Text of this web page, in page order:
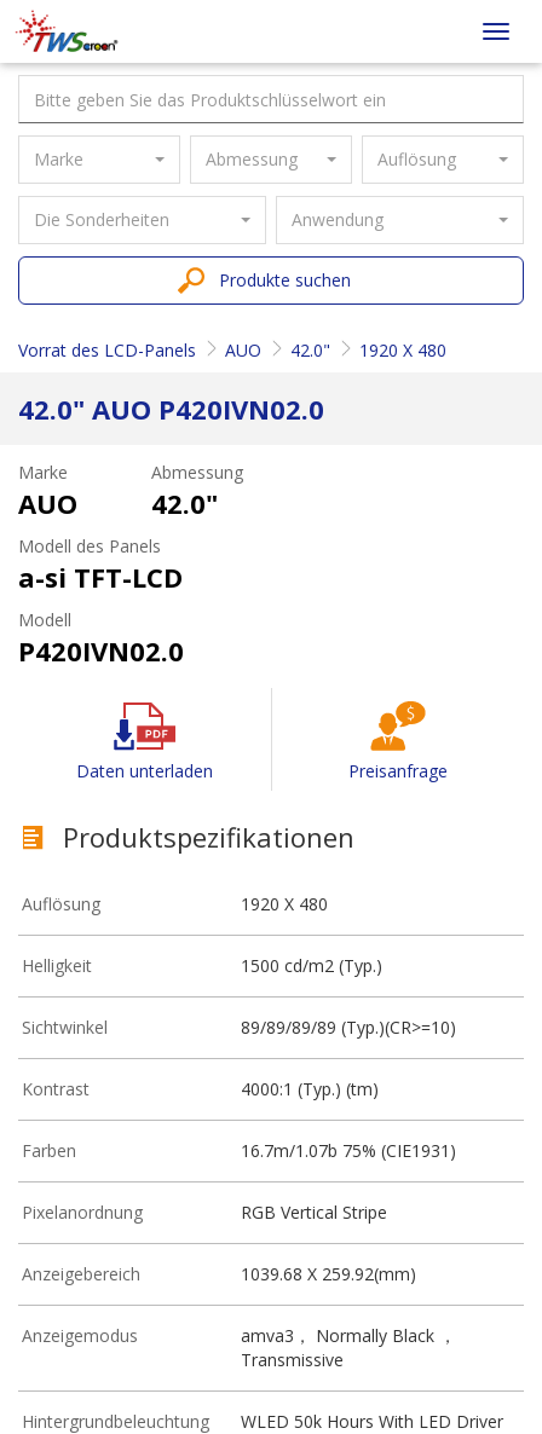
Taiwan
Screen
Marke Abmessung Auflösung
Die Sonderheiten Anwendung
Produkte suchen
Vorrat des LCD-Panels AUO 42.0" 1920 X 480
42.0" AUO P420IVN02.0
Marke
AUO
Abmessung
42.0"
Modell des Panels
a-si TFT-LCD
Modell
P420IVN02.0
Daten unterladen Preisanfrage
Produktspezifikationen
Auflösung 1920 X 480
Helligkeit 1500 cd/m2 (Typ.)
Sichtwinkel 89/89/89/89 (Typ.)(CR>=10)
Kontrast 4000:1 (Typ.) (tm)
Farben 16.7m/1.07b 75% (CIE1931)
Pixelanordnung RGB Vertical Stripe
Anzeigebereich 1039.68 X 259.92(mm)
Anzeigemodus
amva3， Normally Black ，
Transmissive
Hintergrundbeleuchtung WLED 50k Hours With LED Driver